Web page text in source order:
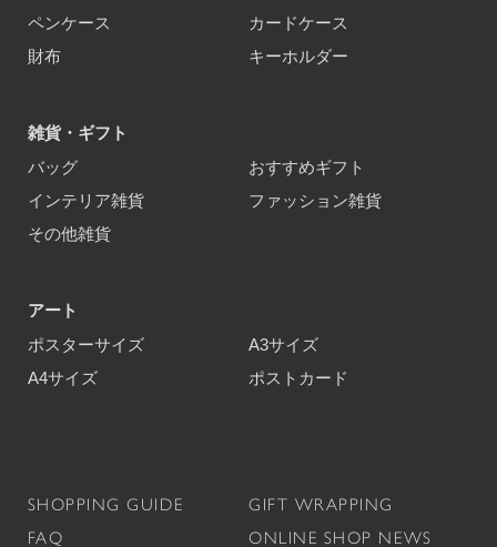
ペンケース
カードケース
財布
キーホルダー
雑貨・ギフト
バッグ
おすすめギフト
インテリア雑貨
ファッション雑貨
その他雑貨
アート
ポスターサイズ
A3サイズ
A4サイズ
ポストカード
SHOPPING GUIDE
GIFT WRAPPING
FAQ
ONLINE SHOP NEWS